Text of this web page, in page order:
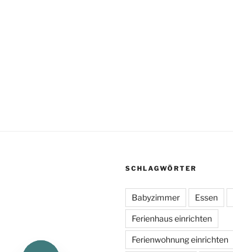
SCHLAGWÖRTER
Babyzimmer Essen
Ferienhaus einrichten
Ferienwohnung einrichten